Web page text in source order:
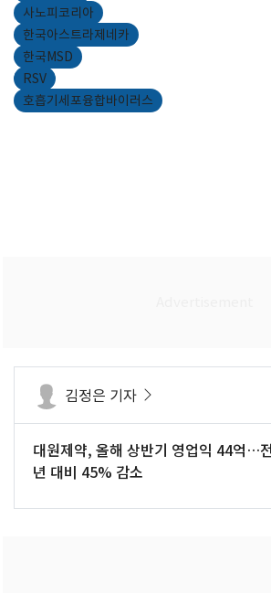
사노피코리아
한국아스트라제네카
한국MSD
RSV
호흡기세포융합바이러스
김정은 기자
대원제약, 올해 상반기 영업익 44억…전
년 대비 45% 감소